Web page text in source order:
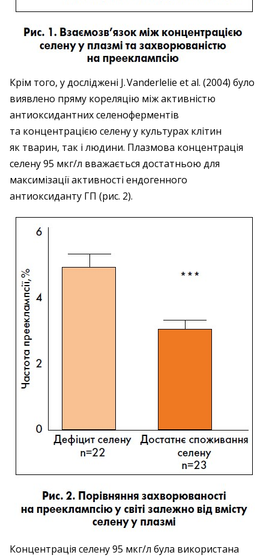
Крім того, у досліджені J. Vanderlelie et al. (2004) було
виявлено пряму кореляцію між активністю
антиоксидантних селеноферментів
та концентрацією селену у культурах клітин
як тварин, так і людини. Плазмова концентрація
селену 95 мкг/л вважається достатньою для
максимізації активності ендогенного
антиоксиданту ГП (рис. 2).
Концентрація селену 95 мкг/л була використана